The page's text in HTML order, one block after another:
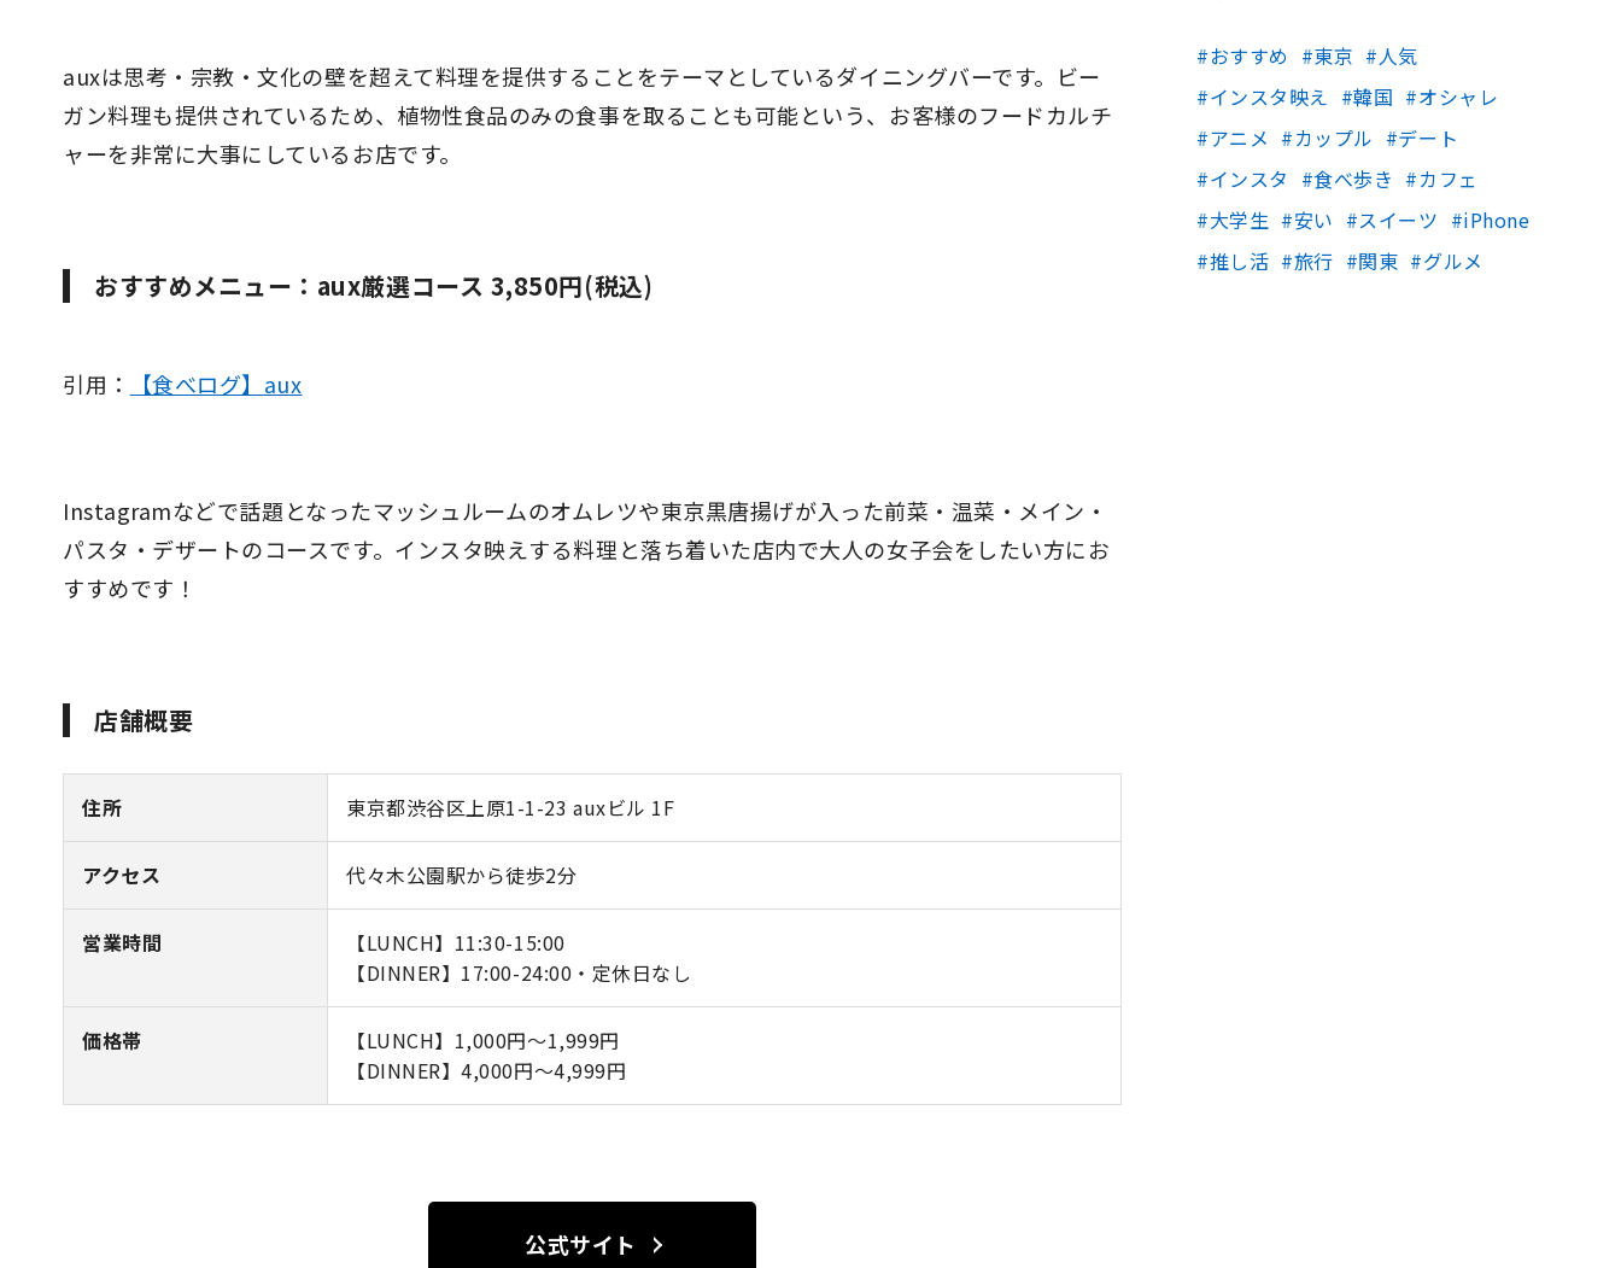
auxは思考・宗教・文化の壁を超えて料理を提供することをテーマとしているダイニングバーです。ビー
ガン料理も提供されているため、植物性食品のみの食事を取ることも可能という、お客様のフードカルチ
ャーを非常に大事にしているお店です。
おすすめメニュー：aux厳選コース 3,850円(税込)
引用： 【食べログ】aux
Instagramなどで話題となったマッシュルームのオムレツや東京黒唐揚げが入った前菜・温菜・メイン・
パスタ・デザートのコースです。インスタ映えする料理と落ち着いた店内で大人の女子会をしたい方にお
すすめです！
店舗概要
住所 東京都渋谷区上原1-1-23 auxビル 1F
アクセス 代々木公園駅から徒歩2分
営業時間
【LUNCH】11:30-15:00
【DINNER】17:00-24:00・定休日なし
価格帯
【LUNCH】1,000円～1,999円
【DINNER】4,000円～4,999円
公式サイト
おすすめ 東京
人気
インスタ映え
韓国
オシャレ
アニメ
カップル
デート
インスタ
食べ歩き
カフェ
大学生
安い スイーツ
iPhone
推し活
旅行 関東 グルメ